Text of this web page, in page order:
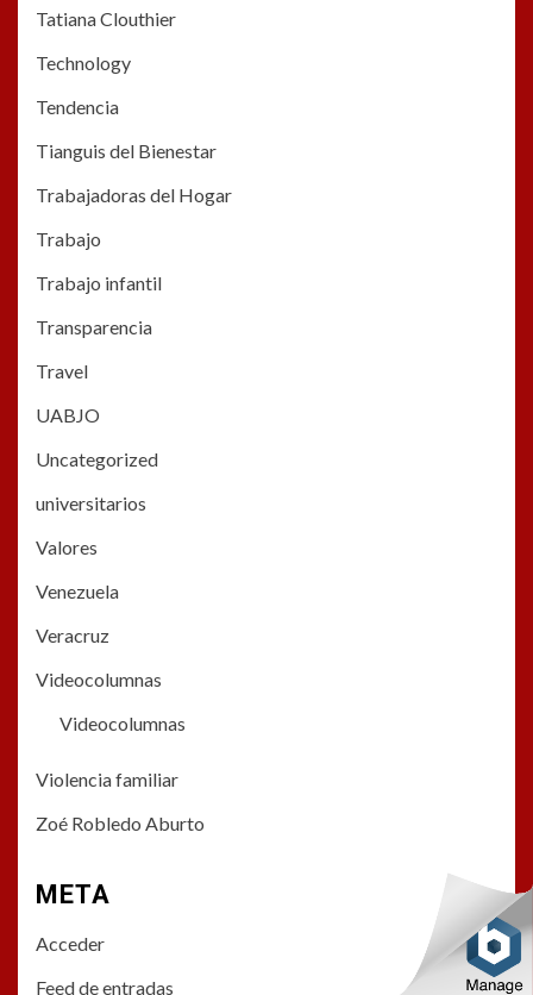
Tatiana Clouthier
Technology
Tendencia
Tianguis del Bienestar
Trabajadoras del Hogar
Trabajo
Trabajo infantil
Transparencia
Travel
UABJO
Uncategorized
universitarios
Valores
Venezuela
Veracruz
Videocolumnas
Videocolumnas
Violencia familiar
Zoé Robledo Aburto
META
Acceder
Feed de entradas